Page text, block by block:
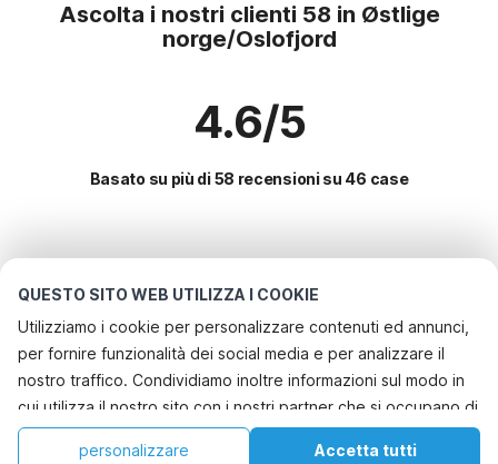
QUESTO SITO WEB UTILIZZA I COOKIE
Utilizziamo i cookie per personalizzare contenuti ed annunci,
per fornire funzionalità dei social media e per analizzare il
nostro traffico. Condividiamo inoltre informazioni sul modo in
cui utilizza il nostro sito con i nostri partner che si occupano di
analisi dei dati web, pubblicità e social media, i quali
potrebbero combinarle con altre informazioni che ha fornito
Accetta tutti
personalizzare
Ascolta i nostri clienti 58 in Østlige
norge/Oslofjord
4.6/5
Basato su più di 58 recensioni su 46 case
vacanze
Servizi più popolari per le vacanze in Østlige
norge/oslofjord
Casa vacanze sul lago
Casa vacanze con barbecue
Le migliori regioni con i migliori servizi per le vacanze
Casa vacanze sul lago sverige
Città con i migliori servizi per le vacanze